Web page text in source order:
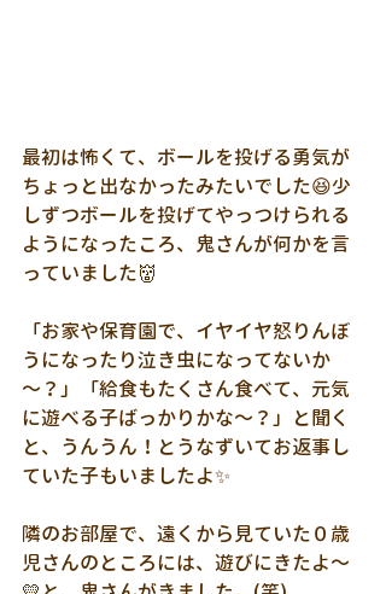
最初は怖くて、ボールを投げる勇気が
ちょっと出なかったみたいでした😆少
しずつボールを投げてやっつけられる
ようになったころ、鬼さんが何かを言
っていました👹
「お家や保育園で、イヤイヤ怒りんぼ
うになったり泣き虫になってないか
～？」「給食もたくさん食べて、元気
に遊べる子ばっかりかな～？」と聞く
と、うんうん！とうなずいてお返事し
ていた子もいましたよ✨
隣のお部屋で、遠くから見ていた０歳
児さんのところには、遊びにきたよ～